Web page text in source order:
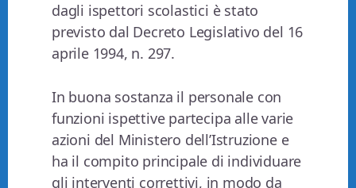
dagli ispettori scolastici è stato
previsto dal Decreto Legislativo del 16
aprile 1994, n. 297.
In buona sostanza il personale con
funzioni ispettive partecipa alle varie
azioni del Ministero dell’Istruzione e
ha il compito principale di individuare
gli interventi correttivi, in modo da